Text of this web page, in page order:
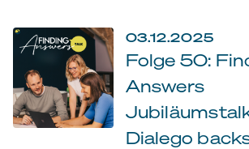
03.12.2025
Folge 50:
Answers
Dialego